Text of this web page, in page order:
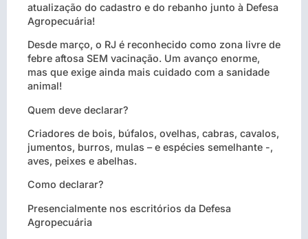
atualização do cadastro e do rebanho junto à Defesa
Agropecuária!
Desde março, o RJ é reconhecido como zona livre de
febre aftosa SEM vacinação. Um avanço enorme,
mas que exige ainda mais cuidado com a sanidade
animal!
Quem deve declarar?
Criadores de bois, búfalos, ovelhas, cabras, cavalos,
jumentos, burros, mulas – e espécies semelhante -,
aves, peixes e abelhas.
Como declarar?
Presencialmente nos escritórios da Defesa
Agropecuária